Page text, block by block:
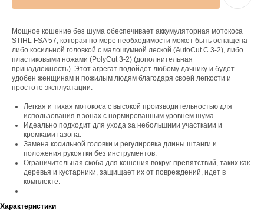
Мощное кошение без шума обеспечивает аккумуляторная мотокоса
STIHL FSA 57, которая по мере необходимости может быть оснащена
либо косильной головкой с малошумной леской (AutoCut C 3-2), либо
пластиковыми ножами (PolyCut 3-2) (дополнительная
принадлежность). Этот агрегат подойдет любому дачнику и будет
удобен женщинам и пожилым людям благодаря своей легкости и
простоте эксплуатации.
Легкая и тихая мотокоса с высокой производительностью для
использования в зонах с нормированным уровнем шума.
Идеально подходит для ухода за небольшими участками и
кромками газона.
Замена косильной головки и регулировка длины штанги и
положения рукоятки без инструментов.
Ограничительная скоба для кошения вокруг препятствий, таких как
деревья и кустарники, защищает их от повреждений, идет в
комплекте.
Характеристики